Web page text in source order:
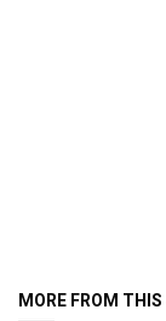
MORE FROM THIS